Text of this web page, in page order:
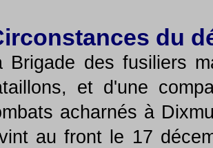
du
Brigade des fusiliers
et d'une
acharnés à
au front le 17